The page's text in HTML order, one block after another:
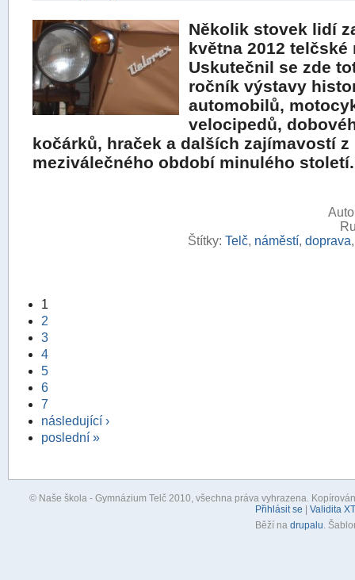
Několik stovek lidí
května 2012 telčské
Uskutečnil se zde
ročník výstavy
automobilů,
velocipedů,
kočárků, hraček a dalších zajímavostí z
meziválečného období minulého století.
Štítky: Telč, náměstí, doprava
1
2
3
4
5
6
7
následující ›
poslední »
© Naše škola - Gymnázium Telč 2010, všechna práva vyhrazena.
Přihlásit se | Validita
Běží na drupalu .